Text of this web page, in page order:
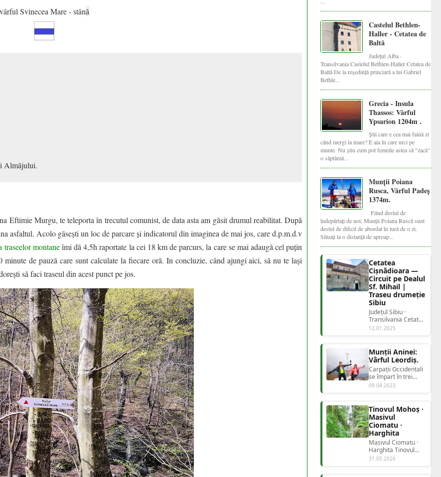
vârful Svinecea Mare - stână
Almăjului.
Eftimie Murgu, te teleporta în trecutul comunist, de data asta am găsit drumul reabilitat. După
asfaltul. Acolo găsești un loc de parcare și indicatorul din imaginea de mai jos, care d.p.m.d.v
montaneîmi dă 4,5h raportate la cei 18 km de parcurs, la care se mai adaugă cel puțin
de pauză care sunt calculate la fiecare oră. In concluzie, când ajungi aici, să nu te lași
să faci traseul din acest punct pe jos.
Castelul Bethlen-
Haller - Cetatea de
Baltă
Județul Alba ·
Transilvania Castelul Bethlen-Haller Cetatea de
Baltă De la reședință princiară a lui Gabriel
Bethle...
Grecia - Insula
Thassos: Vârful
Ypsarion 1204m .
Știi care e cea mai faină zi
când mergi la mare? E aia în care urci pe
munte. Nu știu cum pot femeile astea să "zacă"
o săptămâ...
Munții Poiana
Rusca, Vârful Padeș
1374m.
Fiind destul de
îndepărtați de noi, Munții Poiana Ruscă sunt
destul de dificil de abordat în tură de o zi.
Situați la o distanță de aproap...
Cetatea
Cișnădioara —
Circuit pe Dealul
Sf. Mihail |
Traseu drumeție
Sibiu
Județul Sibiu ·
Transilvania Cetatea
CișnădioaraCircuit
pe Dealul Sf. M...
12.01.2025
Munții Aninei:
Vârful Leordiș.
Carpații Occidentali
se împart în trei
grupe: Grupa
nordică, alcătuită
din Munții Apu...
09.04.2023
Tinovul Mohoș ·
Masivul
Ciomatu ·
Harghita
Masivul Ciomatu ·
Harghita Tinovul
Mohoșrezervație
naturală în crater...
31.05.2026